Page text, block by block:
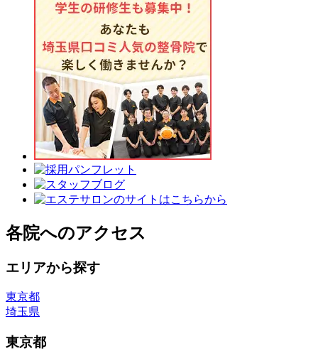
各院へのアクセス
エリアから探す
東京都
埼玉県
東京都